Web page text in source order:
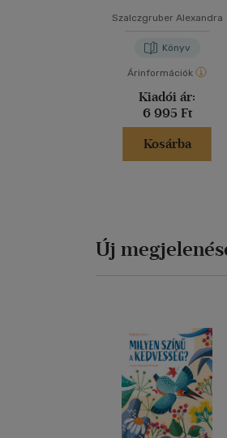
Szalczgruber Alexandra
Könyv
Árinformációk
Kiadói ár:
6 995 Ft
Kosárba
Új